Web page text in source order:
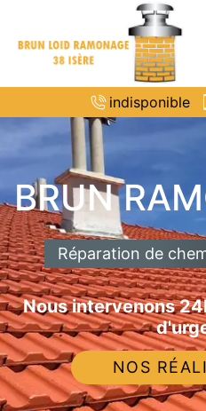
indisponible
BRUN
Réparation de
Nous intervenons
NOS